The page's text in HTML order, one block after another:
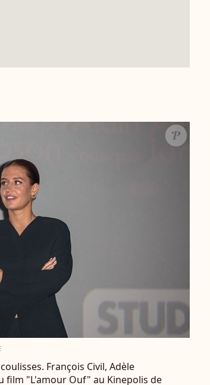
François Civil, Adèle
film "L'amour Ouf" au Kinepolis de